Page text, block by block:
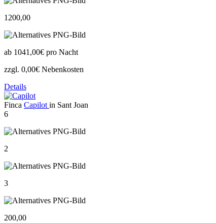
1200,00
ab 1041,00€ pro Nacht
zzgl. 0,00€ Nebenkosten
Details
Finca Capilot in Sant Joan
6
2
3
200,00